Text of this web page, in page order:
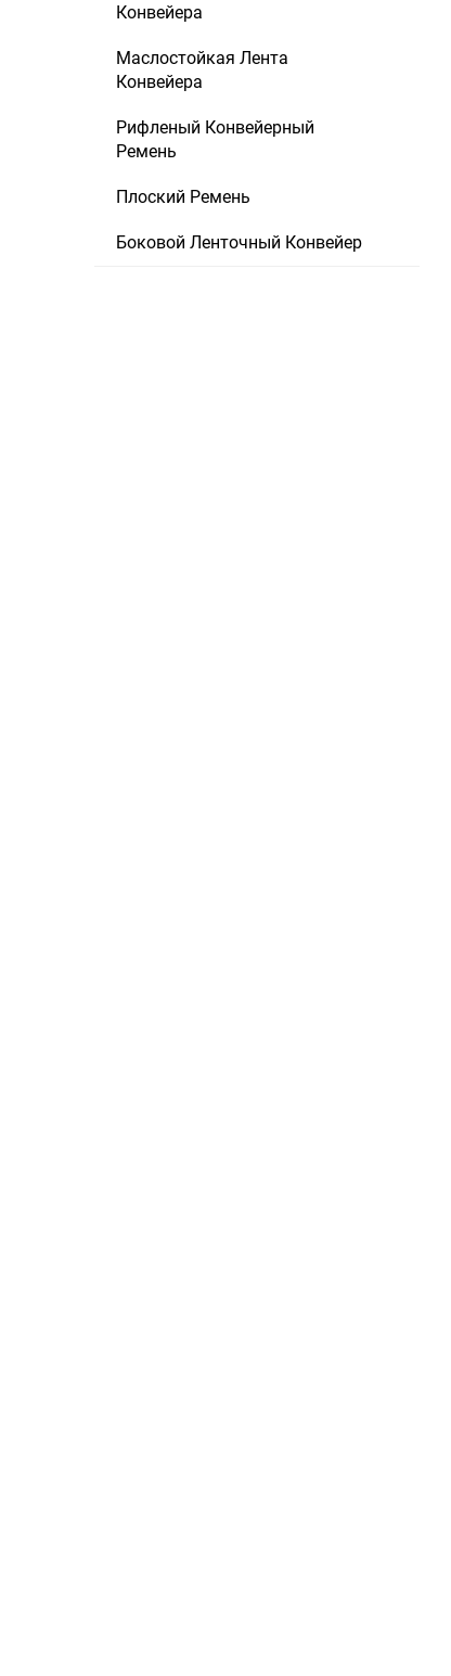
Конвейера
Маслостойкая Лента
Конвейера
Рифленый Конвейерный
Ремень
Плоский Ремень
Боковой Ленточный Конвейер